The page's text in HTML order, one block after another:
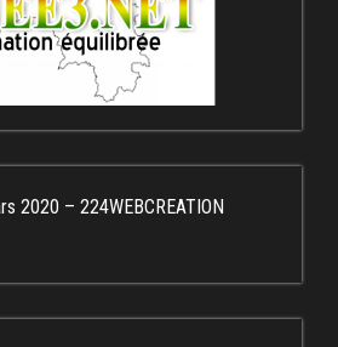
2020 – 224WEBCREATION